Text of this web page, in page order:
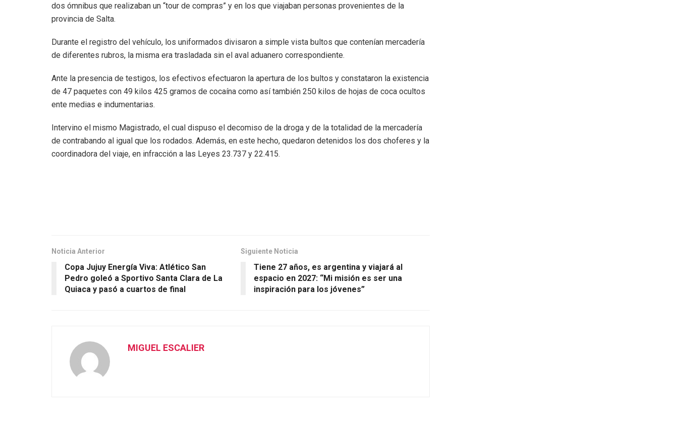
dos ómnibus que realizaban un “tour de compras” y en los que viajaban personas provenientes de la
provincia de Salta.
Durante el registro del vehículo, los uniformados divisaron a simple vista bultos que contenían mercadería
de diferentes rubros, la misma era trasladada sin el aval aduanero correspondiente.
Ante la presencia de testigos, los efectivos efectuaron la apertura de los bultos y constataron la existencia
de 47 paquetes con 49 kilos 425 gramos de cocaína como así también 250 kilos de hojas de coca ocultos
ente medias e indumentarias.
Intervino el mismo Magistrado, el cual dispuso el decomiso de la droga y de la totalidad de la mercadería
de contrabando al igual que los rodados. Además, en este hecho, quedaron detenidos los dos choferes y la
coordinadora del viaje, en infracción a las Leyes 23.737 y 22.415.
Noticia Anterior
Copa Jujuy Energía Viva: Atlético San
Pedro goleó a Sportivo Santa Clara de La
Quiaca y pasó a cuartos de final
Siguiente Noticia
Tiene 27 años, es argentina y viajará al
espacio en 2027: “Mi misión es ser una
inspiración para los jóvenes”
MIGUEL ESCALIER